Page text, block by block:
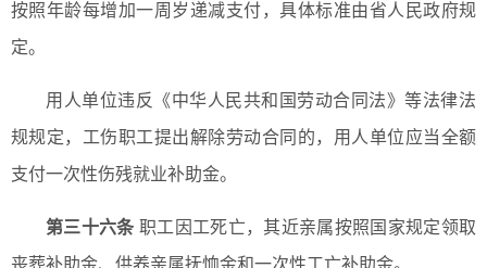
按照年龄每增加一周岁递减支付，具体标准由省人民政府规
定。
用人单位违反《中华人民共和国劳动合同法》等法律法
规规定，工伤职工提出解除劳动合同的，用人单位应当全额
支付一次性伤残就业补助金。
第三十六条 职工因工死亡，其近亲属按照国家规定领取